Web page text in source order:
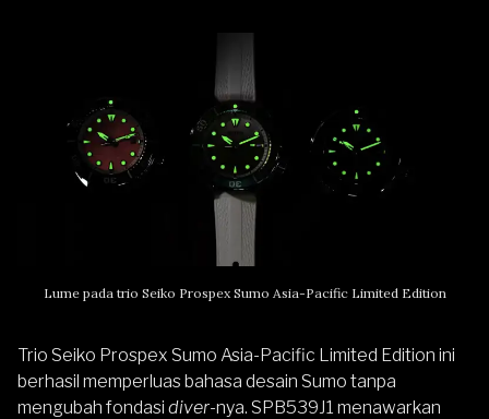
Lume pada trio Seiko Prospex Sumo Asia-Pacific Limited Edition
Trio Seiko Prospex Sumo Asia-Pacific Limited Edition ini
berhasil memperluas bahasa desain Sumo tanpa
mengubah fondasi diver-nya. SPB539J1 menawarkan